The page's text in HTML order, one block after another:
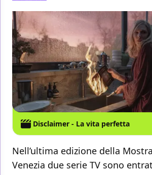
Disclaimer - La vita perfetta
Nell’ultima edizione della
Venezia due serie TV sono